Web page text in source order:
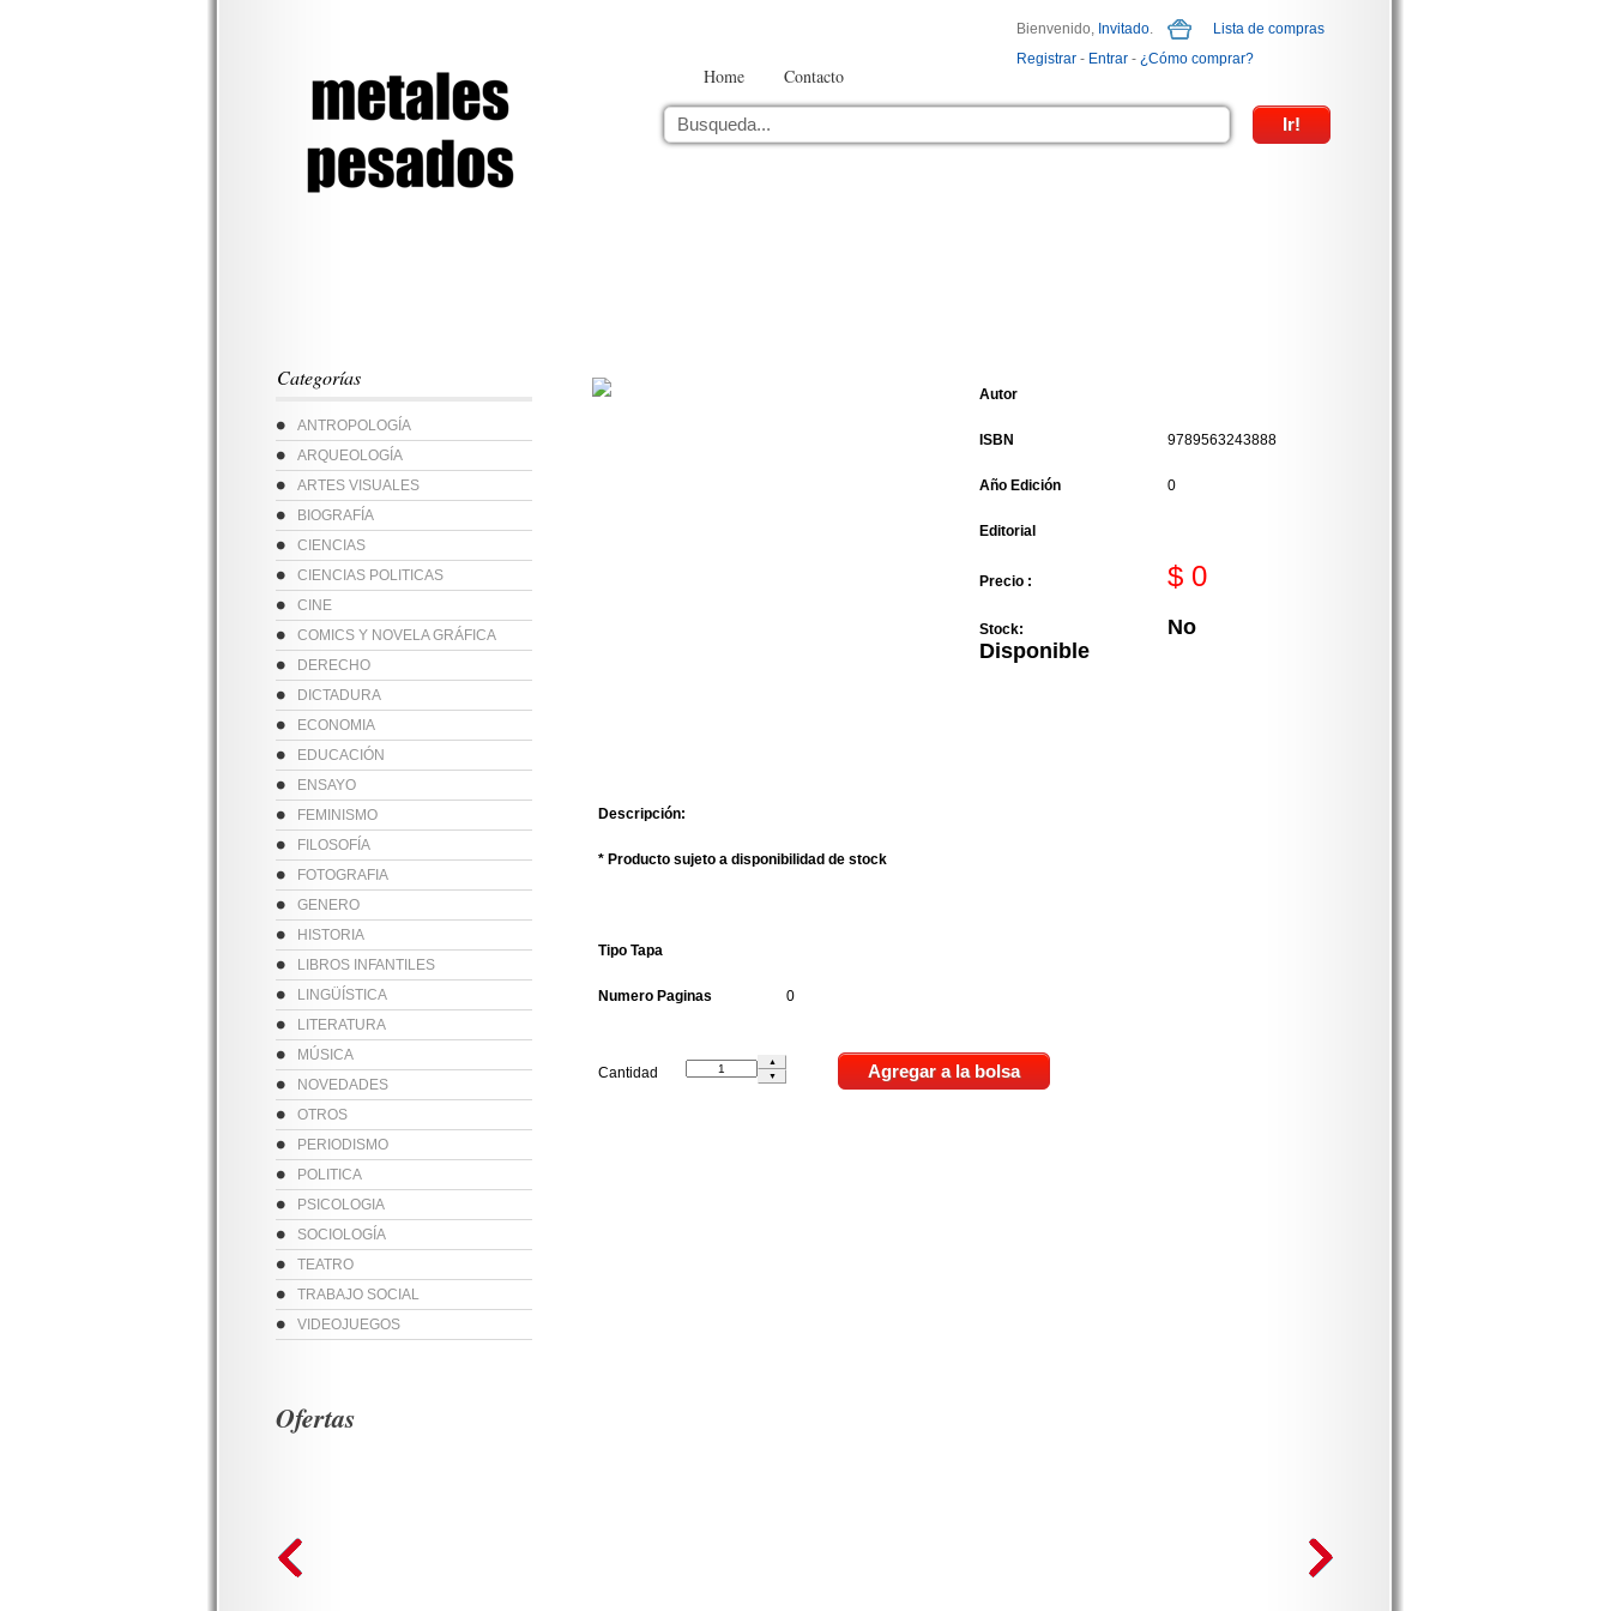
Home Contacto
Bienvenido, Invitado.
Lista de compras
Registrar - Entrar - ¿Cómo comprar?
Categorías
ANTROPOLOGÍA
ARQUEOLOGÍA
ARTES VISUALES
BIOGRAFÍA
CIENCIAS
CIENCIAS POLITICAS
CINE
COMICS Y NOVELA GRÁFICA
DERECHO
DICTADURA
ECONOMIA
EDUCACIÓN
ENSAYO
FEMINISMO
FILOSOFÍA
FOTOGRAFIA
GENERO
HISTORIA
LIBROS INFANTILES
LINGÜÍSTICA
LITERATURA
MÚSICA
NOVEDADES
OTROS
PERIODISMO
POLITICA
PSICOLOGIA
SOCIOLOGÍA
TEATRO
TRABAJO SOCIAL
VIDEOJUEGOS
Autor
ISBN 9789563243888
Año Edición 0
Editorial
Precio : $ 0
Stock:
No
Disponible
Descripción:
* Producto sujeto a disponibilidad de stock
Tipo Tapa
Numero Paginas 0
Cantidad
Ofertas